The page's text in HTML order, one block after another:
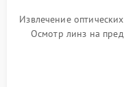
Извлечение
Осмотр линз на
покрытия или
спецрастворами.